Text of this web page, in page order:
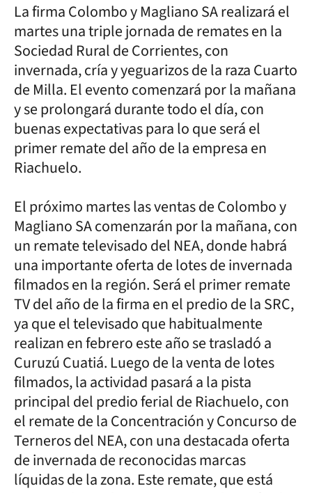
La firma Colombo y Magliano SA realizará el
martes una triple jornada de remates en la
Sociedad Rural de Corrientes, con
invernada, cría y yeguarizos de la raza Cuarto
de Milla. El evento comenzará por la mañana
y se prolongará durante todo el día, con
buenas expectativas para lo que será el
primer remate del año de la empresa en
Riachuelo.
El próximo martes las ventas de Colombo y
Magliano SA comenzarán por la mañana, con
un remate televisado del NEA, donde habrá
una importante oferta de lotes de invernada
filmados en la región. Será el primer remate
TV del año de la firma en el predio de la SRC,
ya que el televisado que habitualmente
realizan en febrero este año se trasladó a
Curuzú Cuatiá. Luego de la venta de lotes
filmados, la actividad pasará a la pista
principal del predio ferial de Riachuelo, con
el remate de la Concentración y Concurso de
Terneros del NEA, con una destacada oferta
de invernada de reconocidas marcas
líquidas de la zona. Este remate, que está